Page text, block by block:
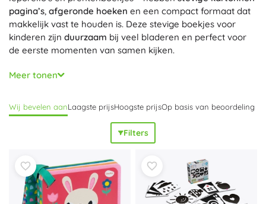
pagina’s, afgeronde hoeken en een compact formaat dat
makkelijk vast te houden is. Deze stevige boekjes voor
kinderen zijn duurzaam bij veel bladeren en perfect voor
de eerste momenten van samen kijken.
Leporello’s helpen bij het ontwikkelen van de
woordenschat
met flapjes,schuif- en trekleporello’s,voel-leporello’smet
contrastleporello’s
alles wat uitnodigt tot ontdekken en de oog-
handcoördinatie traint. Kies een leporello op basis van
leeftijd en interesse: eerste woordjes, kleuren en vormen,
dieren, voertuigen of rijmpjes.
Prachtige illustraties
eenvoudige teksten stimuleren om samen te lezen, terwijl
hetpraktische, kleine formaat
ideaal is voor onderweg en
Meer tonen
Wij bevelen aanLaagste prijsHoogste prijsOp basis van beoordeling
Filters